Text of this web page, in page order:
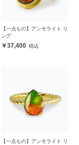
【一点もの】アンモライト リ
ング
37,400
【一点もの】アンモライト リ